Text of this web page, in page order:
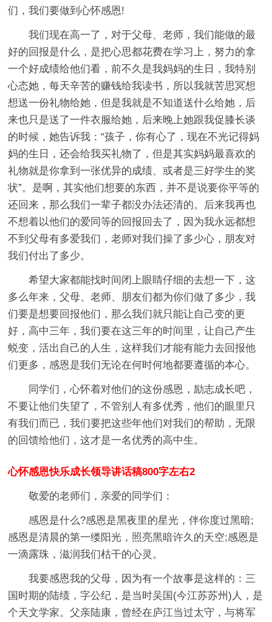
们，我们要做到心怀感恩!
我们现在高一了，对于父母、老师，我们能做的最
好的回报是什么，是把心思都花费在学习上，努力的拿
一个好成绩给他们看，前不久是我妈妈的生日，我特别
心态她，每天辛苦的赚钱给我读书，所以我就苦思冥想
想送一份礼物给她，但是我就是不知道送什么给她，后
来也只是送了一件衣服给她，后来晚上她跟我促膝长谈
的时候，她告诉我：“孩子，你有心了，现在不光记得妈
妈的生日，还会给我买礼物了，但是其实妈妈最喜欢的
礼物就是你拿到一张优异的成绩、或者是三好学生的奖
状”。是啊，其实他们想要的东西，并不是说要你平等的
还回来，那么我们一辈子都没办法还清的。后来我再也
不想着以他们的爱同等的回报回去了，因为我永远都想
不到父母有多爱我们，老师对我们操了多少心，朋友对
我们付出了多少。
希望大家都能找时间闭上眼睛仔细的去想一下，这
多么年来，父母、老师、朋友们都为你们做了多少，我
们要是想要回报他们，那么我们就只能让自己变的更
好，高中三年，我们要在这三年的时间里，让自己产生
蜕变，活出自己的人生，这样我们才能有能力去回报他
们更多，感恩是我们无论在何时何地都要遵循的本心。
同学们，心怀着对他们的这份感恩，励志成长吧，
不要让他们失望了，不管别人有多优秀，他们的眼里只
有我们而已，我们要把这些年他们对我们的帮助，无限
的回馈给他们，这才是一名优秀的高中生。
心怀感恩快乐成长领导讲话稿800字左右2
敬爱的老师们，亲爱的同学们：
感恩是什么?感恩是黑夜里的星光，伴你度过黑暗;
感恩是清晨的第一缕阳光，照亮黑暗许久的天空;感恩是
一滴露珠，滋润我们枯干的心灵。
我要感恩我的父母，因为有一个故事是这样的：三
国时期的陆绩，字公纪，是当时吴国(今江苏苏州)人，是
个天文学家。父亲陆康，曾经在庐江当过太守，与将军